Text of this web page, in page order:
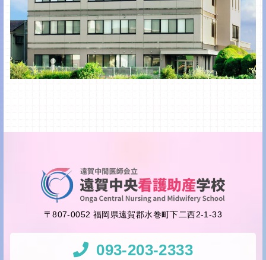
〒807-0052 福岡県遠賀郡水巻町下二西2-1-33
093-203-2333